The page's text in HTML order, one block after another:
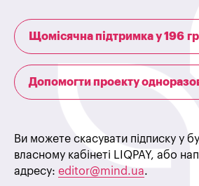
Щомісячна підтримка у 196
Допомогти проекту
Ви можете скасувати підписку у
власному кабінеті LIQPAY, або
адресу: editor@mind.ua.